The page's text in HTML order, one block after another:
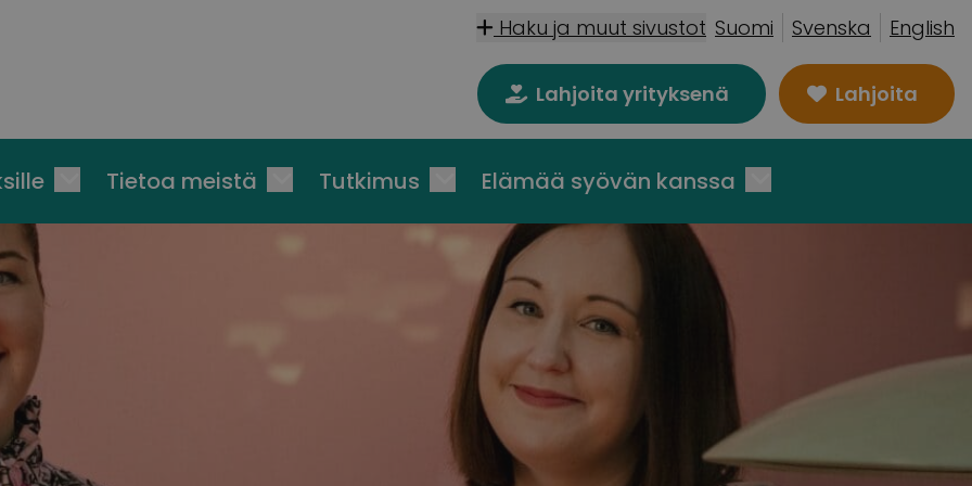
Haku ja muut sivustot Suomi Svenska English
Lahjoita yrityksenä Lahjoita
Tietoa meistä Tutkimus Elämää syövän kanssa